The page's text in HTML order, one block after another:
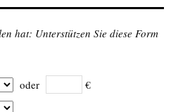
hat: Unterstützen Sie diese Form
oder
€